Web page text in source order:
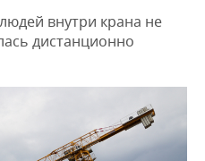
внутри крана не
дистанционно